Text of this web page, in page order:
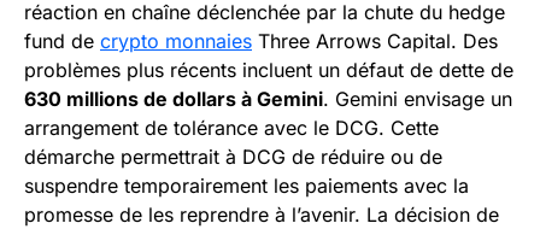
réaction en chaîne déclenchée par la chute du hedge
fund de crypto monnaies Three Arrows Capital. Des
problèmes plus récents incluent un défaut de dette de
630 millions de dollars à Gemini. Gemini envisage un
arrangement de tolérance avec le DCG. Cette
démarche permettrait à DCG de réduire ou de
suspendre temporairement les paiements avec la
promesse de les reprendre à l’avenir. La décision de